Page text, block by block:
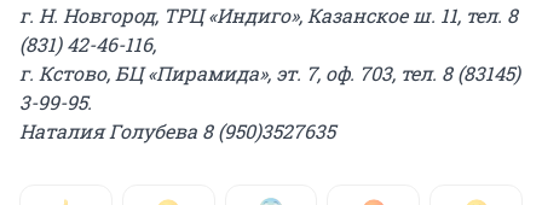
г. Н. Новгород, ТРЦ «Индиго», Казанское ш. 11, тел. 8
(831) 42-46-116,
г. Кстово, БЦ «Пирамида», эт. 7, оф. 703, тел. 8 (83145)
3-99-95.
Наталия Голубева 8 (950)3527635